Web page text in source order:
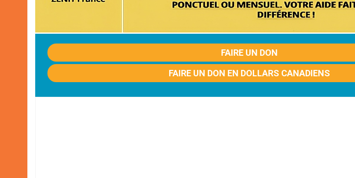
FAIRE UN DON
FAIRE UN DON EN DOLLARS CANADIENS